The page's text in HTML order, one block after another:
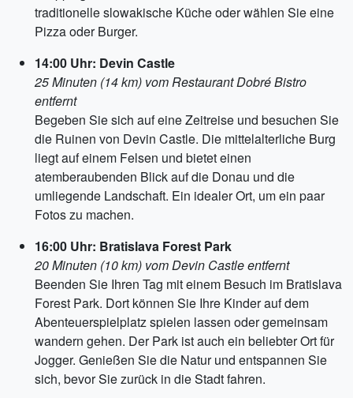
traditionelle slowakische Küche oder wählen Sie eine
Pizza oder Burger.
14:00 Uhr: Devin Castle
25 Minuten (14 km) vom Restaurant Dobré Bistro
entfernt
Begeben Sie sich auf eine Zeitreise und besuchen Sie
die Ruinen von Devin Castle. Die mittelalterliche Burg
liegt auf einem Felsen und bietet einen
atemberaubenden Blick auf die Donau und die
umliegende Landschaft. Ein idealer Ort, um ein paar
Fotos zu machen.
16:00 Uhr: Bratislava Forest Park
20 Minuten (10 km) vom Devin Castle entfernt
Beenden Sie Ihren Tag mit einem Besuch im Bratislava
Forest Park. Dort können Sie Ihre Kinder auf dem
Abenteuerspielplatz spielen lassen oder gemeinsam
wandern gehen. Der Park ist auch ein beliebter Ort für
Jogger. Genießen Sie die Natur und entspannen Sie
sich, bevor Sie zurück in die Stadt fahren.